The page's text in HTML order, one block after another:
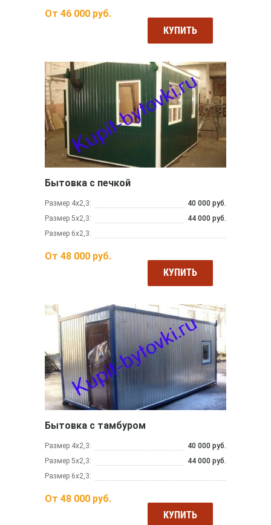
От 46 000 руб.
КУПИТЬ
Бытовка с печкой
Размер 4х2,3:
40 000 руб.
Размер 5х2,3:
44 000 руб.
Размер 6х2,3:
От 48 000 руб.
КУПИТЬ
Бытовка с тамбуром
Размер 4х2,3:
40 000 руб.
Размер 5х2,3:
44 000 руб.
Размер 6х2,3:
От 48 000 руб.
КУПИТЬ